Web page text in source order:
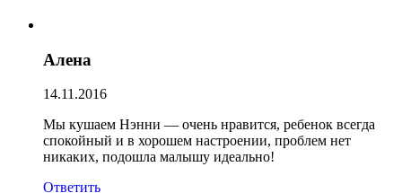
Алена
14.11.2016
Мы кушаем Нэнни — очень нравится, ребенок всегда
спокойный и в хорошем настроении, проблем нет
никаких, подошла малышу идеально!
Ответить